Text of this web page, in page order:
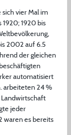
vier Mal im
1920 bis
2002 auf 6.5
der gleichen
automatisiert
arbeiteten 24 %
jeder
waren es bereits